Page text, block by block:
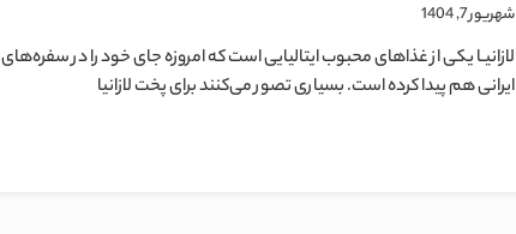
شهریور 7, 1404
لازانیـا یکی از غذاهای محبوب ایتالیایی است که امروزه جای خود را در سفره‌های
ایرانی هم پیدا کرده است. بسیاری تصور می‌کنند برای پخت لازانیا